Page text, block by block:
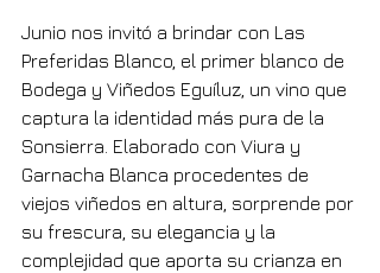
Junio nos invitó a brindar con Las
Preferidas Blanco, el primer blanco de
Bodega y Viñedos Eguíluz, un vino que
captura la identidad más pura de la
Sonsierra. Elaborado con Viura y
Garnacha Blanca procedentes de
viejos viñedos en altura, sorprende por
su frescura, su elegancia y la
complejidad que aporta su crianza en